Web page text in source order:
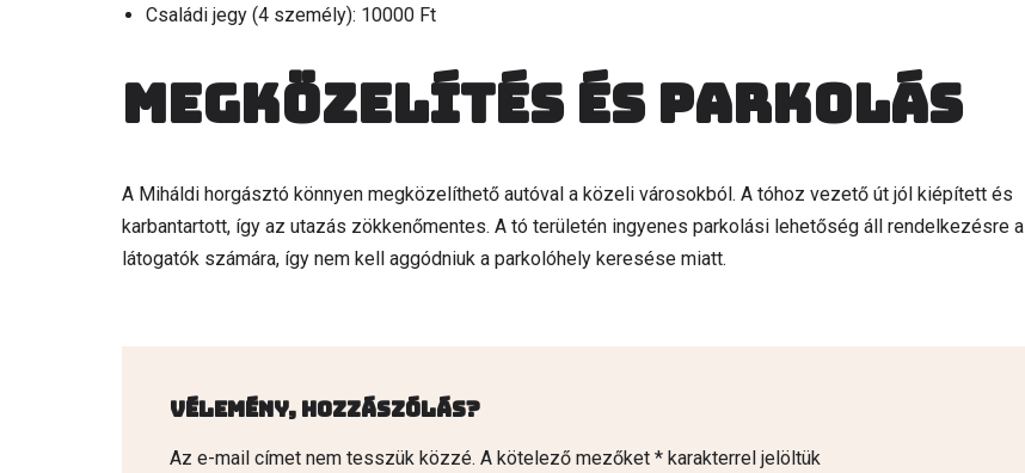
Családi jegy (4 személy): 10000 Ft
Megközelítés és parkolás
A Miháldi horgásztó könnyen megközelíthető autóval a közeli városokból. A tóhoz vezető út jól kiépített és
karbantartott, így az utazás zökkenőmentes. A tó területén ingyenes parkolási lehetőség áll rendelkezésre a
látogatók számára, így nem kell aggódniuk a parkolóhely keresése miatt.
Vélemény, hozzászólás?
Az e-mail címet nem tesszük közzé. A kötelező mezőket * karakterrel jelöltük